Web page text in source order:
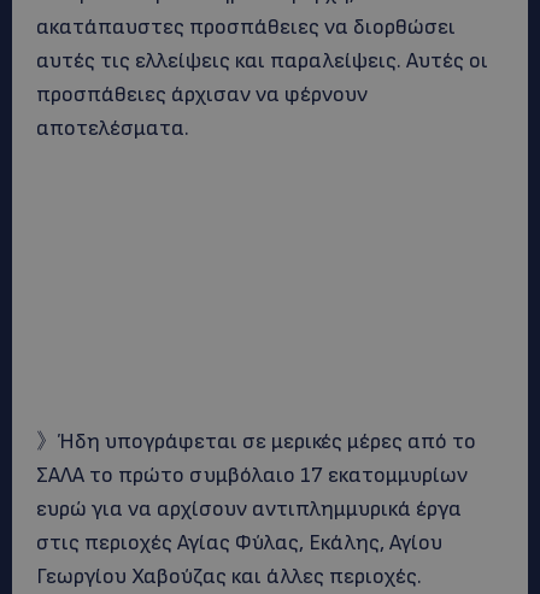
ακατάπαυστες προσπάθειες να διορθώσει
αυτές τις ελλείψεις και παραλείψεις. Αυτές οι
προσπάθειες άρχισαν να φέρνουν
αποτελέσματα.
》Ήδη υπογράφεται σε μερικές μέρες από το
ΣΑΛΑ το πρώτο συμβόλαιο 17 εκατομμυρίων
ευρώ για να αρχίσουν αντιπλημμυρικά έργα
στις περιοχές Αγίας Φύλας, Εκάλης, Αγίου
Γεωργίου Χαβούζας και άλλες περιοχές.